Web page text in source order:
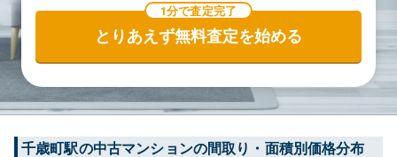
1分で査定完了
とりあえず無料査定を始める
千歳町駅の中古マンションの間取り・面積別価格分布